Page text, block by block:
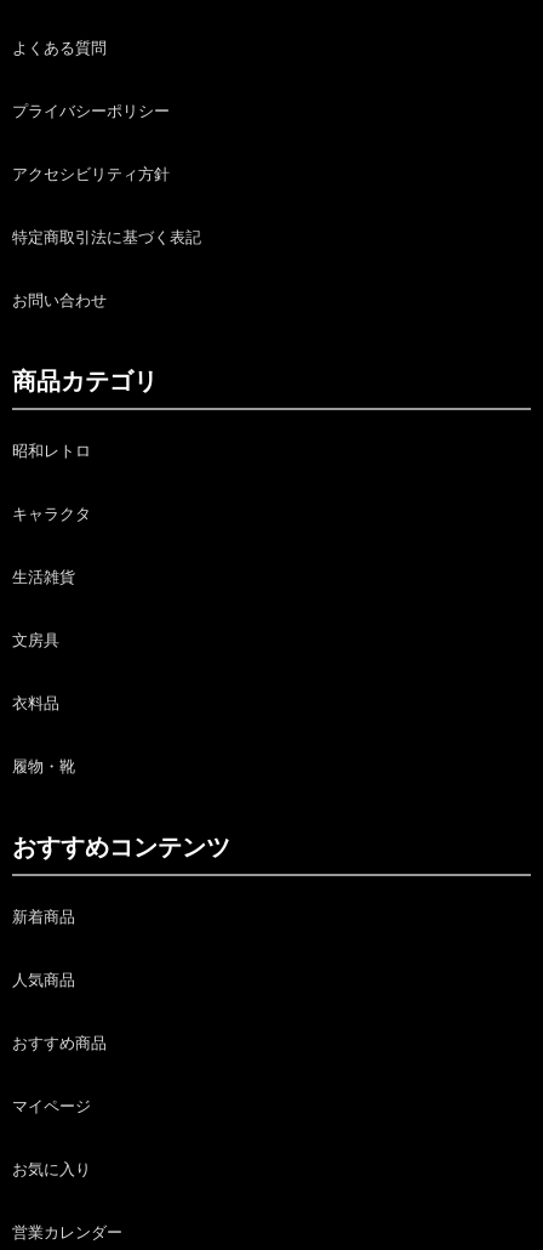
よくある質問
プライバシーポリシー
アクセシビリティ方針
特定商取引法に基づく表記
お問い合わせ
商品カテゴリ
昭和レトロ
キャラクタ
生活雑貨
文房具
衣料品
履物・靴
おすすめコンテンツ
新着商品
人気商品
おすすめ商品
マイページ
お気に入り
営業カレンダー